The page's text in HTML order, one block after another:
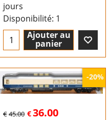
jours
Disponibilité: 1
Ajouter au
panier
-20%
€45.00 €36.00